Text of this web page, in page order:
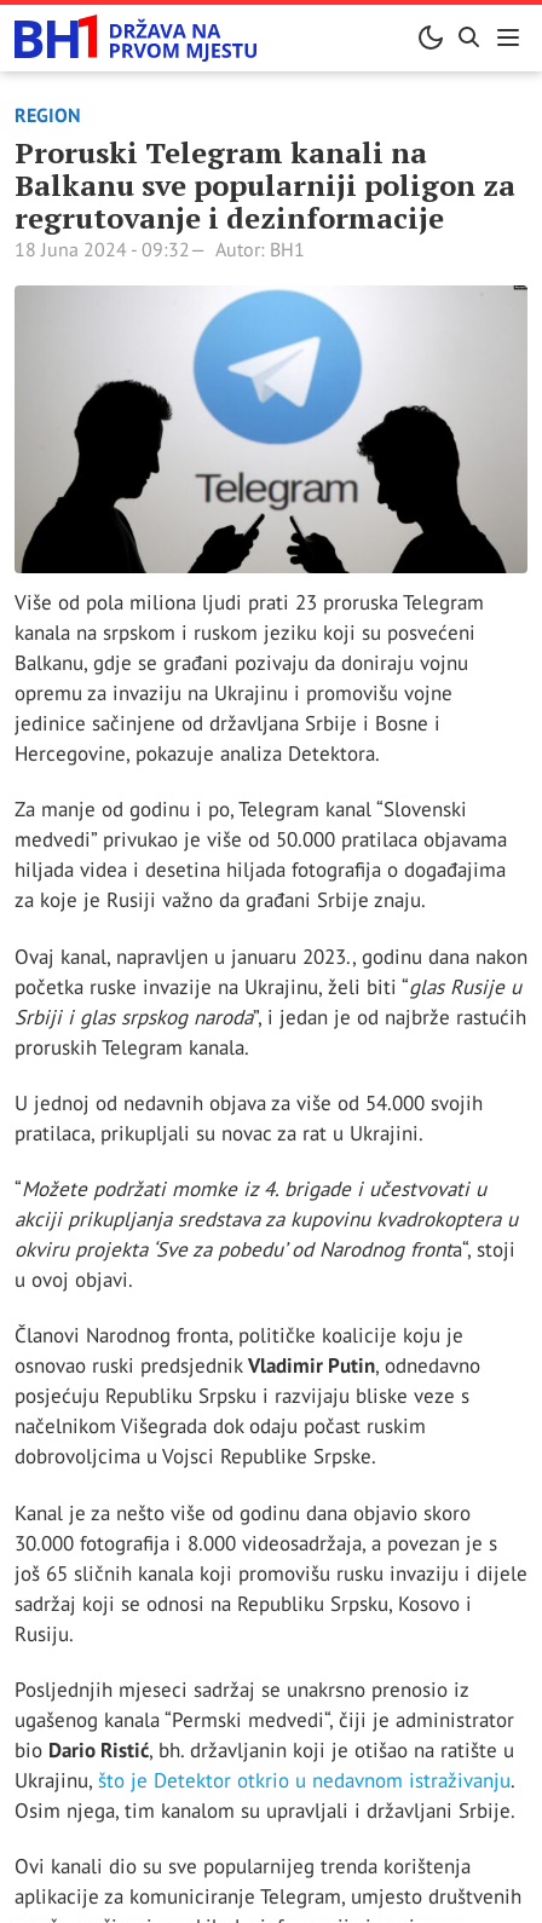
REGION
Proruski Telegram kanali na
Balkanu sve popularniji poligon za
regrutovanje i dezinformacije
18 Juna 2024 - 09:32 Autor: BH1
Više od pola miliona ljudi prati 23 proruska Telegram
kanala na srpskom i ruskom jeziku koji su posvećeni
Balkanu, gdje se građani pozivaju da doniraju vojnu
opremu za invaziju na Ukrajinu i promovišu vojne
jedinice sačinjene od državljana Srbije i Bosne i
Hercegovine, pokazuje analiza Detektora.
Za manje od godinu i po, Telegram kanal “Slovenski
medvedi” privukao je više od 50.000 pratilaca objavama
hiljada videa i desetina hiljada fotografija o događajima
za koje je Rusiji važno da građani Srbije znaju.
Ovaj kanal, napravljen u januaru 2023., godinu dana nakon
početka ruske invazije na Ukrajinu, želi biti “glas Rusije u
Srbiji i glas srpskog naroda”, i jedan je od najbrže rastućih
proruskih Telegram kanala.
U jednoj od nedavnih objava za više od 54.000 svojih
pratilaca, prikupljali su novac za rat u Ukrajini.
“Možete podržati momke iz 4. brigade i učestvovati u
akciji prikupljanja sredstava za kupovinu kvadrokoptera u
okviru projekta ‘Sve za pobedu’ od Narodnog fronta“, stoji
u ovoj objavi.
Članovi Narodnog fronta, političke koalicije koju je
osnovao ruski predsjednikVladimir Putin, odnedavno
posjećuju Republiku Srpsku i razvijaju bliske veze s
načelnikom Višegrada dok odaju počast ruskim
dobrovoljcima u Vojsci Republike Srpske.
Kanal je za nešto više od godinu dana objavio skoro
30.000 fotografija i 8.000 videosadržaja, a povezan je s
još 65 sličnih kanala koji promovišu rusku invaziju i dijele
sadržaj koji se odnosi na Republiku Srpsku, Kosovo i
Rusiju.
Posljednjih mjeseci sadržaj se unakrsno prenosio iz
ugašenog kanala “Permski medvedi“, čiji je administrator
bio Dario Ristić, bh. državljanin koji je otišao na ratište u
Ukrajinu, što je Detektor otkrio u nedavnom istraživanju.
Osim njega, tim kanalom su upravljali i državljani Srbije.
Ovi kanali dio su sve popularnijeg trenda korištenja
aplikacije za komuniciranje Telegram, umjesto društvenih